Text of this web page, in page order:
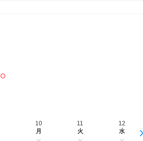
10
月
11
火
12
水